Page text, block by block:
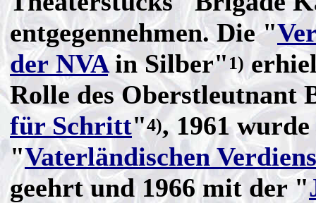
entgegennehmen. Die "
der NVAin Silber" 1)
Rolle des Oberstleutnant
für Schritt"4), 1961
"Vaterländischen
geehrt und 1966 mit der "